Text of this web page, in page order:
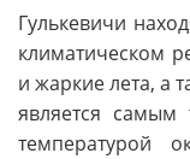
Гулькевичи
климатическом
и жаркие лета, а
является
температурой